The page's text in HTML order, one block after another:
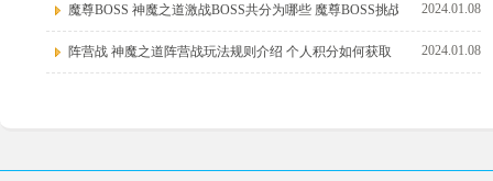
魔尊BOSS 神魔之道激战BOSS共分为哪些 魔尊BOSS挑战规 2024.01.08
阵营战 神魔之道阵营战玩法规则介绍 个人积分如何获取 2024.01.08